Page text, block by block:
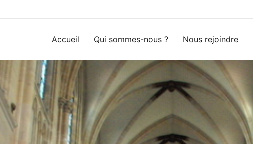
Accueil Qui sommes-nous ? Nous rejoindre